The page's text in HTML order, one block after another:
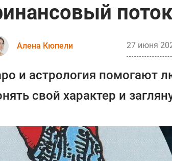
Алена Кюпели 27 июня
и астрология помогают
свой характер и